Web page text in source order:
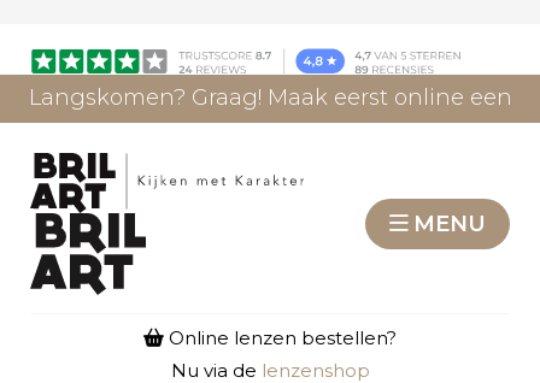
Langskomen? Graag! Maak eerst online een
MENU
Online lenzen bestellen?
Nu via de lenzenshop